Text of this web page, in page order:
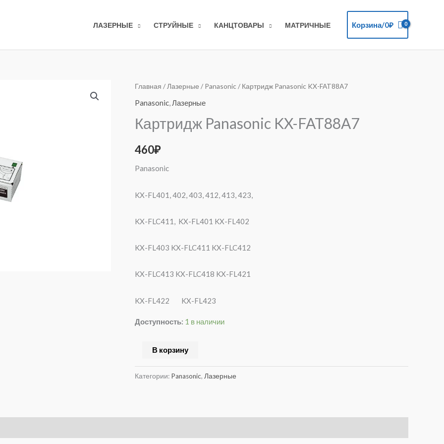
ЛАЗЕРНЫЕ СТРУЙНЫЕ КАНЦТОВАРЫ МАТРИЧНЫЕ Корзина/0₽
Главная / Лазерные / Panasonic / Картридж Panasonic KX-FAT88A7
Panasonic,Лазерные
Картридж Panasonic KX-FAT88A7
460₽
Panasonic
KX-FL401, 402, 403, 412, 413, 423,
KX-FLC411, KX-FL401 KX-FL402
KX-FL403 KX-FLC411 KX-FLC412
KX-FLC413 KX-FLC418 KX-FL421
KX-FL422 KX-FL423
Доступность: 1 в наличии
Количество
товара
Panasonic
FAT88A7
В корзину
Категории: Panasonic, Лазерные